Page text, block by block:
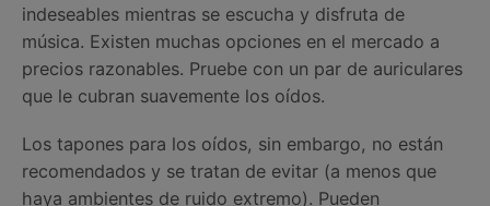
indeseables mientras se escucha y disfruta de
música. Existen muchas opciones en el mercado a
precios razonables. Pruebe con un par de auriculares
que le cubran suavemente los oídos.
Los tapones para los oídos, sin embargo, no están
recomendados y se tratan de evitar (a menos que
haya ambientes de ruido extremo). Pueden